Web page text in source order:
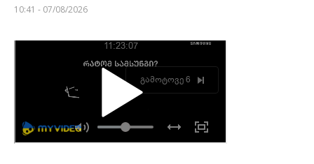
10:41 - 07/08/2026